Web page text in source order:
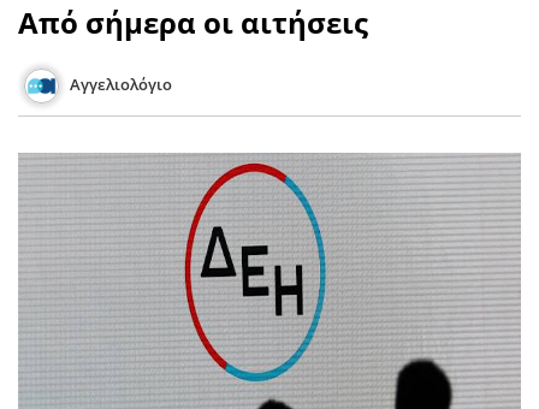
Από σήμερα οι αιτήσεις
Αγγελιολόγιο